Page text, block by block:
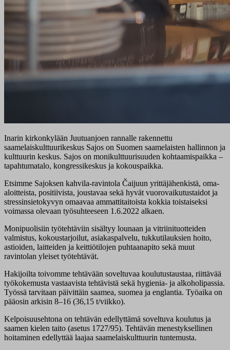
Inarin kirkonkylään Juutuanjoen rannalle rakennettu
saamelaiskulttuurikeskus Sajos on Suomen saamelaisten hallinnon ja
kulttuurin keskus. Sajos on monikulttuurisuuden kohtaamispaikka –
tapahtumatalo, kongressikeskus ja kokouspaikka.
Etsimme Sajoksen kahvila-ravintola Čaijuun yrittäjähenkistä, oma-
aloitteista, positiivista, joustavaa sekä hyvät vuorovaikutustaidot ja
stressinsietokyvyn omaavaa ammattitaitoista kokkia toistaiseksi
voimassa olevaan työsuhteeseen 1.6.2022 alkaen.
Monipuolisiin työtehtäviin sisältyy lounaan ja vitriinituotteiden
valmistus, kokoustarjoilut, asiakaspalvelu, tukkutilauksien hoito,
astioiden, laitteiden ja keittiötilojen puhtaanapito sekä muut
ravintolan yleiset työtehtävät.
Hakijoilta toivomme tehtävään soveltuvaa koulutustaustaa, riittävää
työkokemusta vastaavista tehtävistä sekä hygienia- ja alkoholipassia.
Työssä tarvitaan päivittäin saamea, suomea ja englantia. Työaika on
pääosin arkisin 8–16 (36,15 t/viikko).
Kelpoisuusehtona on tehtävän edellyttämä soveltuva koulutus ja
saamen kielen taito (asetus 1727/95). Tehtävän menestyksellinen
hoitaminen edellyttää laajaa saamelaiskulttuurin tuntemusta.